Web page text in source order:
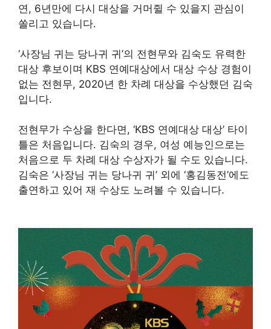
연, 6년만에 다시 대상을 거머쥘 수 있을지 관심이
쏠리고 있습니다.
‘사장님 귀는 당나귀 귀’의 전현무와 김숙도 유력한
대상 후보이며 KBS 연예대상에서 대상 수상 경험이
없는 전현무, 2020년 한 차례 대상을 수상했던 김숙
입니다.
전현무가 수상을 한다면, ‘KBS 연예대상 대상’ 타이
틀은 처음입니다. 김숙의 경우, 여성 예능인으로는
처음으로 두 차례 대상 수상자가 될 수도 있습니다.
김숙은 ‘사장님 귀는 당나귀 귀’ 외에 ‘홍김동전’에도
출연하고 있어 재 수상도 노려볼 수 있습니다.